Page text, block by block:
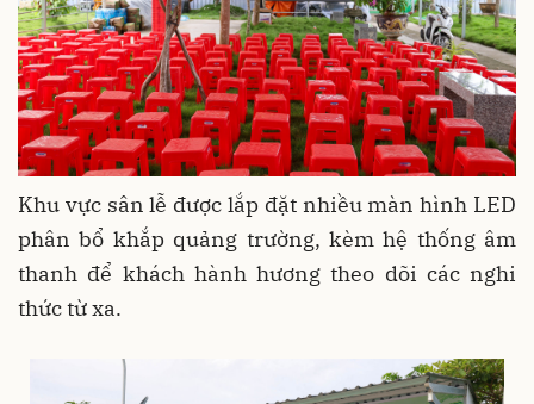
Khu vực sân lễ được lắp đặt nhiều màn hình LED
phân bổ khắp quảng trường, kèm hệ thống âm
thanh để khách hành hương theo dõi các nghi
thức từ xa.